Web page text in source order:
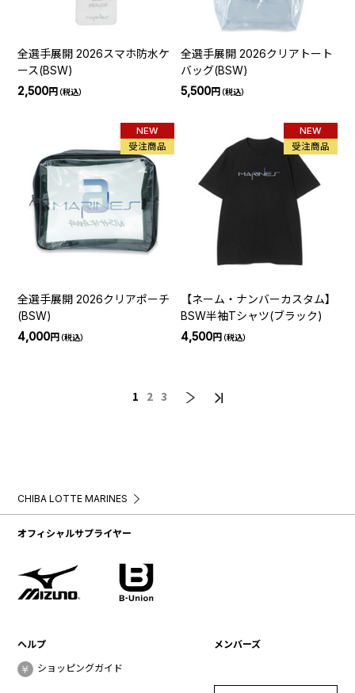
全選手展開 2026スマホ防水ケ
ース(BSW)
2,500円（税込）
全選手展開 2026クリアトート
バッグ(BSW)
5,500円（税込）
NEW
受注商品
全選手展開 2026クリアポーチ
(BSW)
4,000円（税込）
NEW
受注商品
【ネーム・ナンバーカスタム】
BSW半袖Tシャツ(ブラック)
4,500円（税込）
1 2 3
CHIBA LOTTE MARINES
オフィシャルサプライヤー
ヘルプ
ショッピングガイド
メンバーズ